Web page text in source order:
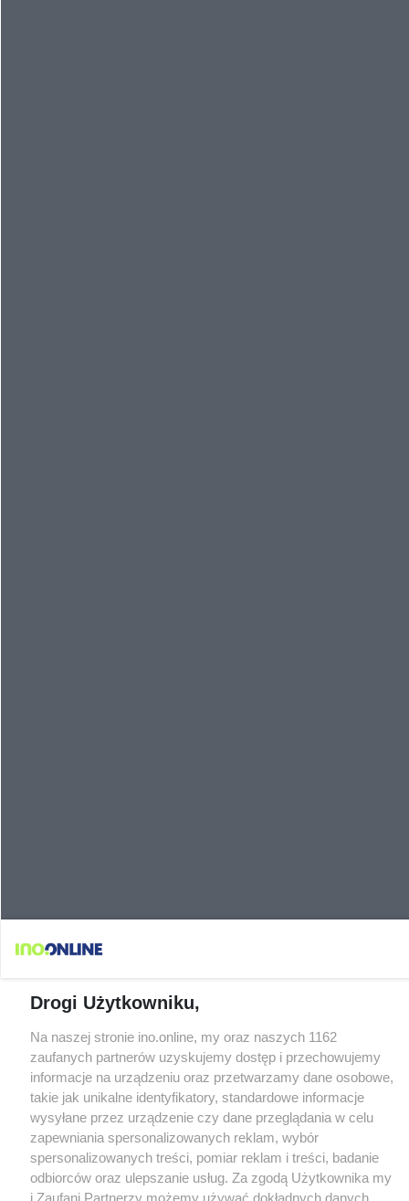
Drogi Użytkowniku,
Na naszej stronie ino.online, my oraz naszych 1162
zaufanych partnerów uzyskujemy dostęp i przechowujemy
informacje na urządzeniu oraz przetwarzamy dane osobowe,
takie jak unikalne identyfikatory, standardowe informacje
wysyłane przez urządzenie czy dane przeglądania w celu
zapewniania spersonalizowanych reklam, wybór
spersonalizowanych treści, pomiar reklam i treści, badanie
odbiorców oraz ulepszanie usług. Za zgodą Użytkownika my
i Zaufani Partnerzy możemy używać dokładnych danych